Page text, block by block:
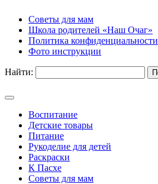
Советы для мам
Школа родителей «Наш Очаг»
Политика конфиденциальности
Фото инструкции
Найти:
Воспитание
Детские товары
Питание
Рукоделие для детей
Раскраски
К Пасхе
Советы для мам